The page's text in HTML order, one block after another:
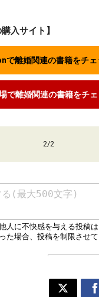
入サイト】
で離婚関連の書籍をチェ
で離婚関連の書籍をチェ
2/2